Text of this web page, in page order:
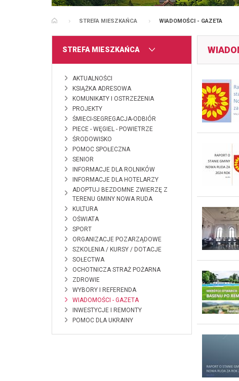
STRONA GŁÓWNA
STREFA MIESZKAŃCA WIADOMOŚCI - GAZETA
MENU
STREFA MIESZKAŃCA
AKTUALNOŚCI
KSIĄŻKA ADRESOWA
KOMUNIKATY I OSTRZEŻENIA
PROJEKTY
ŚMIECI-SEGREGACJA-ODBIÓR
PIECE - WĘGIEL - POWIETRZE
ŚRODOWISKO
POMOC SPOŁECZNA
SENIOR
INFORMACJE DLA ROLNIKÓW
INFORMACJE DLA HOTELARZY
ADOPTUJ BEZDOMNE ZWIERZĘ Z
TERENU GMINY NOWA RUDA
KULTURA
OŚWIATA
SPORT
ORGANIZACJE POZARZĄDOWE
SZKOLENIA / KURSY / DOTACJE
SOŁECTWA
OCHOTNICZA STRAŻ POŻARNA
ZDROWIE
WYBORY I REFERENDA
WIADOMOŚCI - GAZETA
INWESTYCJE I REMONTY
POMOC DLA UKRAINY